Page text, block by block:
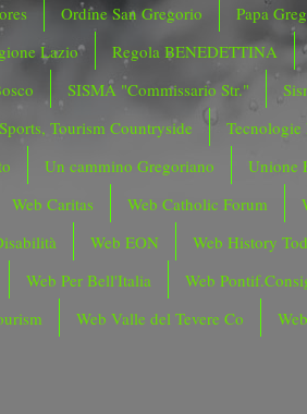
Ordine San Gregorio
Papa
Lazio
Regola BENEDETTINA
SISMA "Commissario Str."
Sports, Tourism Countryside
Tecnologie
Un cammino Gregoriano
Unione
Web Caritas Web Catholic Forum
Web EON
Web History
Web Per Bell'Italia
Web
Web Valle del Tevere Co